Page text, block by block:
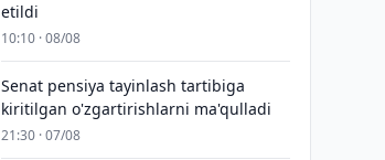
etildi
10:10 · 08/08
Senat pensiya tayinlash tartibiga
kiritilgan o'zgartirishlarni ma'qulladi
21:30 · 07/08